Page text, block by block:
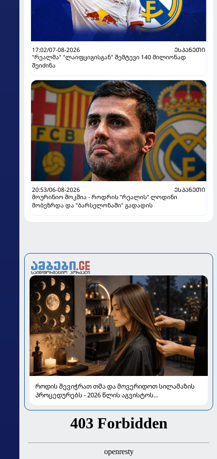
17:02/07-08-2026
ᲔᲡᲞᲐᲜᲔᲗᲘ
"რეალმა" "ლაიფციგისგან" შემტევი 140 მილიონად
შეიძინა
20:53/06-08-2026
ᲔᲡᲞᲐᲜᲔᲗᲘ
მოურინიო შოკშია - როდრის "რეალის" ლოდინი
მობეზრდა და "ბარსელონაში" გადადის
როდის შევიჭრათ თმა და მოვერიდოთ სილამაზის
პროცედურებს - 2026 წლის აგვისტოს